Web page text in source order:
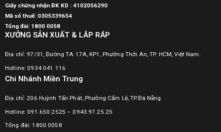
Mã số thuế:0305339654
Tổng đài: 1800 0058
XƯỞNG SẢN XUẤT & LẮP RÁP
Chi Nhánh Miền Trung
Chi Nhánh Miền Bắc